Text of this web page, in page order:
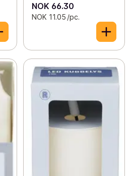
NOK 66.30
NOK 11.05 /pc.